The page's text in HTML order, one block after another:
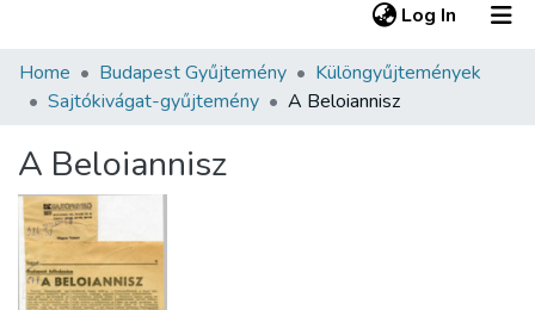
Log In (current)
Communities & Collections
Statistics
About us
Home Budapest Gyűjtemény
Különgyűjtemények
Sajtókivágat-gyűjtemény
A Beloiannisz
A Beloiannisz